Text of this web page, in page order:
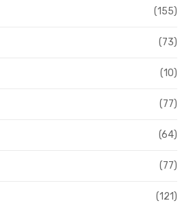
(155)
(73)
(10)
(77)
(64)
(77)
(121)